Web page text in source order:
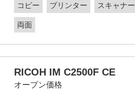
コピー プリンター スキャナー
両面
RICOH IM C2500F CE
オープン価格